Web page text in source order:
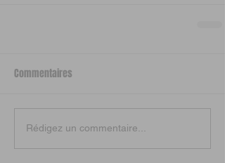
Commentaires
Rédigez un commentaire...